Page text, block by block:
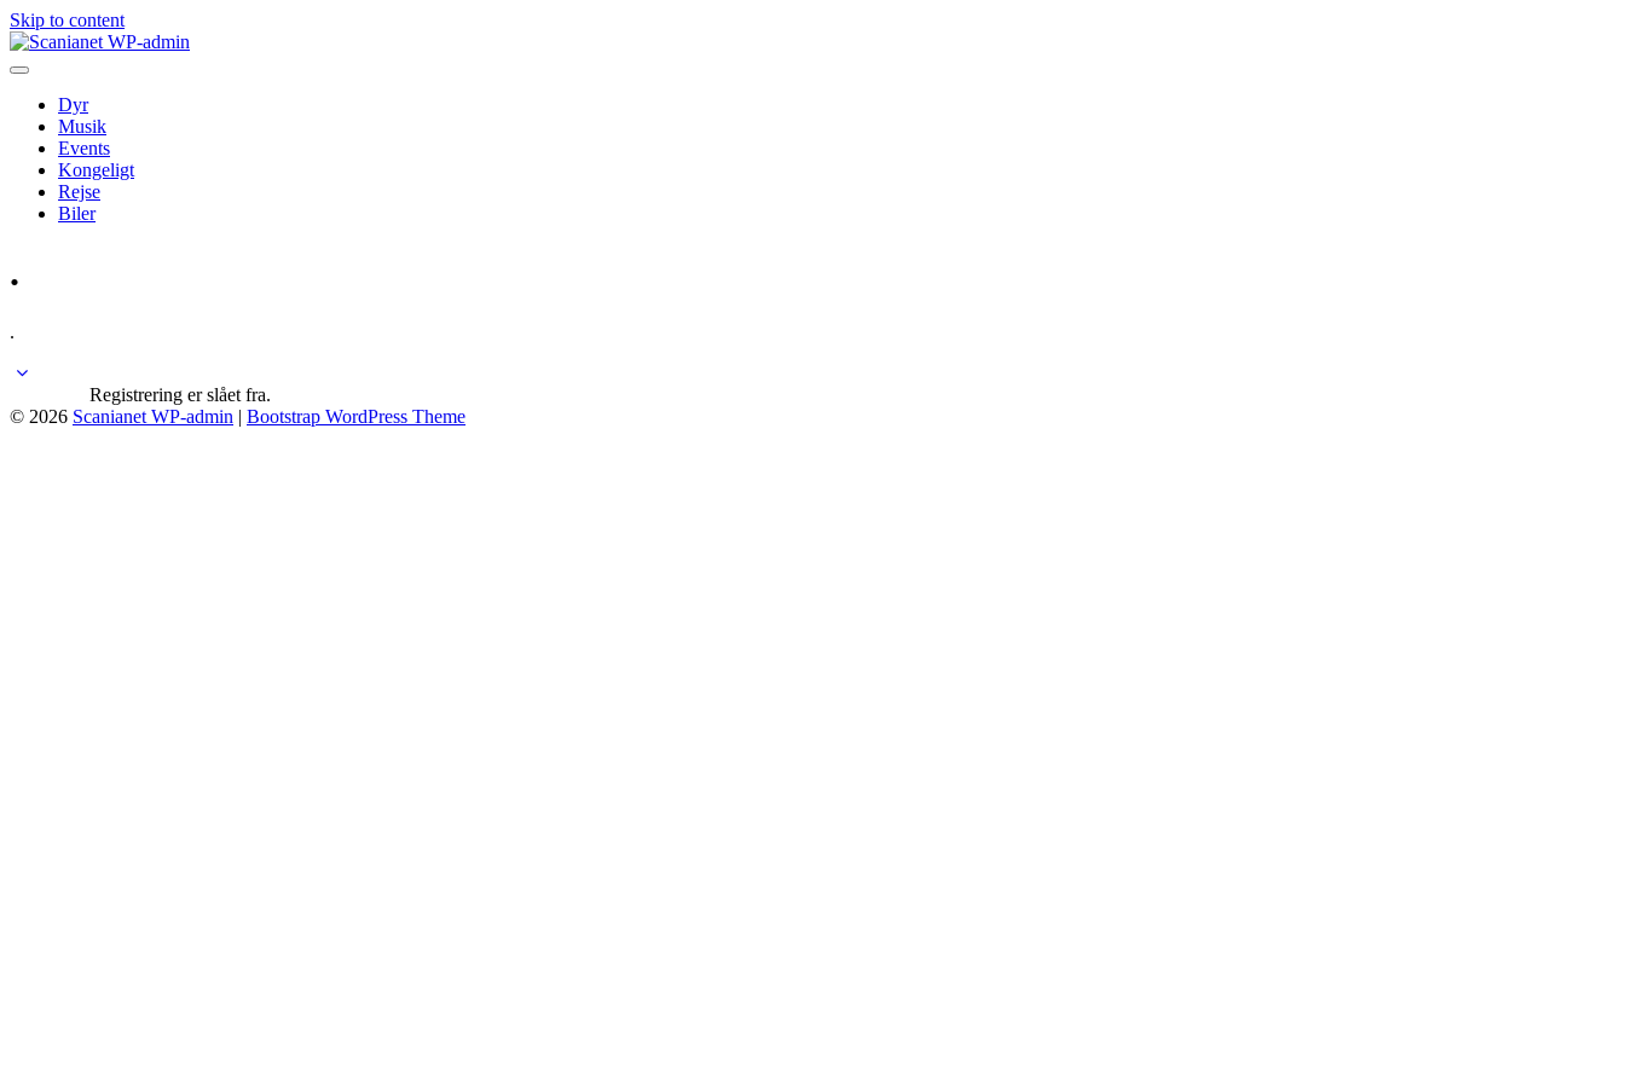
Skip to content
Dyr
Musik
Events
Kongeligt
Rejse
Biler
.
.
Registrering er slået fra.
© 2026 Scanianet WP-admin | Bootstrap WordPress Theme